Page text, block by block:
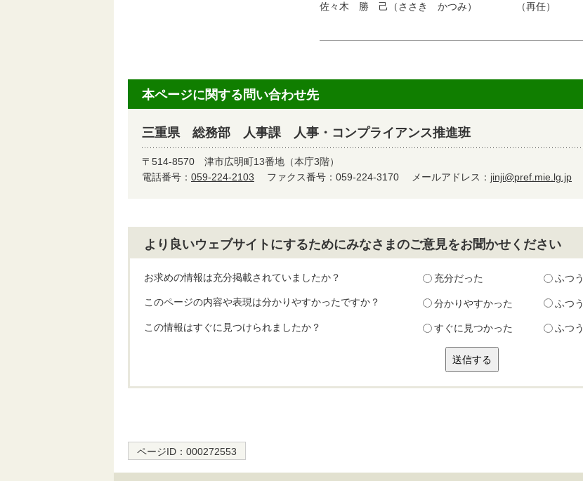
佐々木 勝 己（ささき かつみ） （再任）
本ページに関する問い合わせ先
三重県 総務部 人事課 人事・コンプライアンス推進班
〒514-8570 津市広明町13番地（本庁3階）
電話番号： 059-224-2103 ファクス番号：059-224-3170 メールアドレス： jinji@pref.mie.lg.jp
より良いウェブサイトにするためにみなさまのご意見をお聞かせください
お求めの情報は充分掲載されていましたか？ 充分だった ふつう
このページの内容や表現は分かりやすかったですか？ 分かりやすかった ふつう
この情報はすぐに見つけられましたか？ すぐに見つかった ふつう
ページID： 000272553